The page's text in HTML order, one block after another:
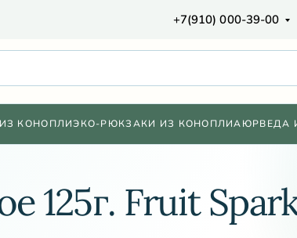
+7(910) 000-39-00
КОНОПЛИЭКО-РЮКЗАКИ ИЗ КОНОПЛИАЮРВЕДА
125г. Fruit